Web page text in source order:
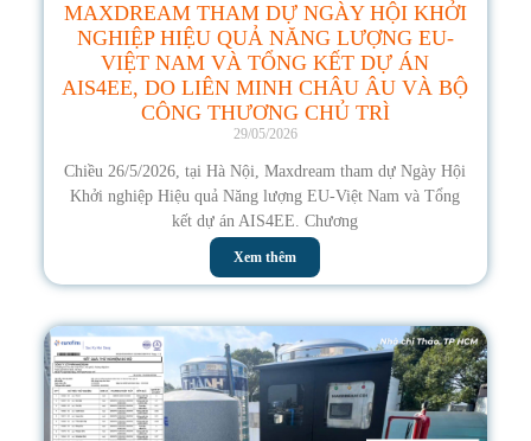
MAXDREAM THAM DỰ NGÀY HỘI KHỞI
NGHIỆP HIỆU QUẢ NĂNG LƯỢNG EU-
VIỆT NAM VÀ TỔNG KẾT DỰ ÁN
AIS4EE, DO LIÊN MINH CHÂU ÂU VÀ BỘ
CÔNG THƯƠNG CHỦ TRÌ
29/05/2026
Chiều 26/5/2026, tại Hà Nội, Maxdream tham dự Ngày Hội
Khởi nghiệp Hiệu quả Năng lượng EU-Việt Nam và Tổng
kết dự án AIS4EE. Chương
Xem thêm